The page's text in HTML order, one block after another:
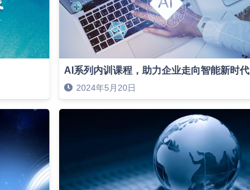
AI系列内训课程，助力企业走向智能新时代
2024年5月20日